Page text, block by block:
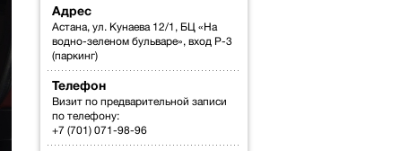
Адрес
Астана, ул. Кунаева 12/1, БЦ «На
водно-зеленом бульваре», вход P-3
(паркинг)
Телефон
Визит по предварительной записи
по телефону:
+7 (701) 071-98-96